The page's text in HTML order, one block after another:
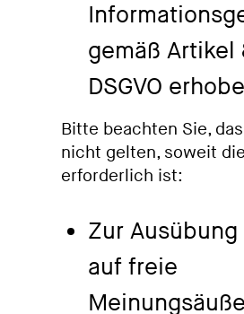
gemäß Artikel
DSGVO
Bitte beachten Sie,
nicht gelten, soweit
erforderlich ist:
Zur
auf freie